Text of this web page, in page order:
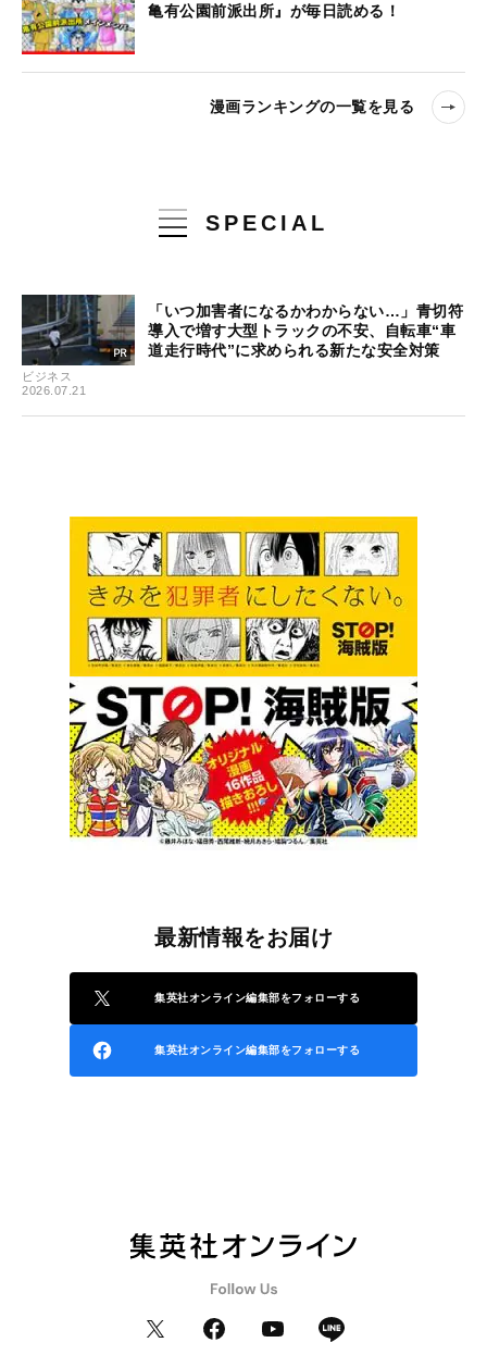
亀有公園前派出所』が毎日読める！
漫画ランキングの一覧を見る
SPECIAL
ビジネス
2026.07.21
「いつ加害者になるかわからない…」青切符
導入で増す大型トラックの不安、自転車“車
道走行時代”に求められる新たな安全対策
最新情報をお届け
集英社オンライン編集部をフォローする
集英社オンライン編集部をフォローする